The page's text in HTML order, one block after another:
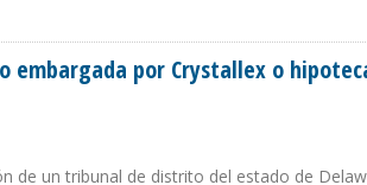
embargada por Crystallex o
de un tribunal de distrito del estado de